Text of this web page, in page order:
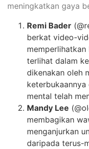
meningkatkan gaya
Remi Bader
berkat video-
terlihat dalam
dikenakan oleh
keterbukaannya
mental telah
Mandy Lee
membagikan
menganjurkan
daripada terus-